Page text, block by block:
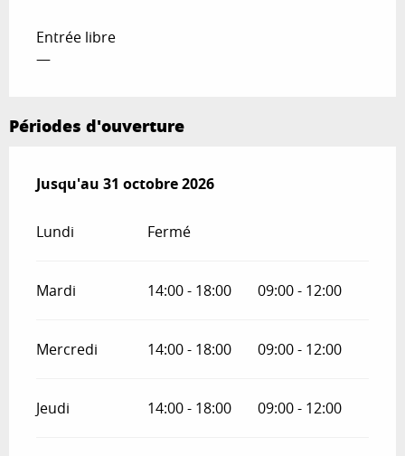
Entrée libre
—
Périodes d'ouverture
Du3 février 2026au31 octobre 2026
Jusqu'au 31 octobre 2026
Lundi Fermé
Mardi 14:00 - 18:00 09:00 - 12:00
Mercredi 14:00 - 18:00 09:00 - 12:00
Jeudi 14:00 - 18:00 09:00 - 12:00